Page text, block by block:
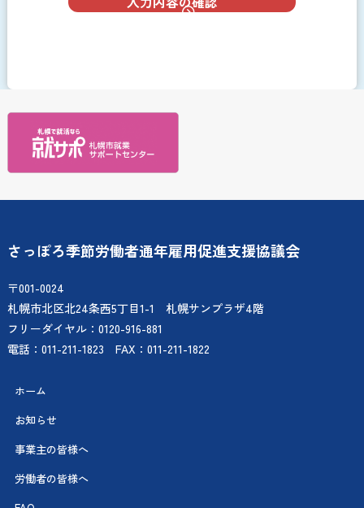
さっぽろ季節労働者通年雇用促進支援協議会
〒001-0024
札幌市北区北24条西5丁目1-1 札幌サンプラザ4階
フリーダイヤル：0120-916-881
電話：011-211-1823 FAX：011-211-1822
ホーム
お知らせ
事業主の皆様へ
労働者の皆様へ